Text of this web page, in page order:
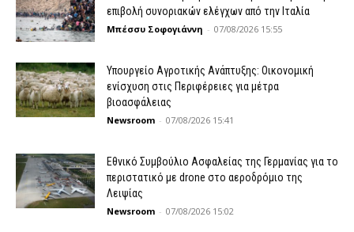
επιβολή συνοριακών ελέγχων από την Ιταλία
Μπέσσυ Σοφογιάννη - 07/08/2026 15:55
Υπουργείο Αγροτικής Ανάπτυξης: Οικονομική
ενίσχυση στις Περιφέρειες για μέτρα
βιοασφάλειας
Newsroom - 07/08/2026 15:41
Εθνικό Συμβούλιο Ασφαλείας της Γερμανίας για το
περιστατικό με drone στο αεροδρόμιο της
Λειψίας
Newsroom - 07/08/2026 15:02